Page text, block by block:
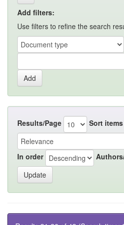
Add filters:
Use filters to refine the search
Results/Page Sort
In order